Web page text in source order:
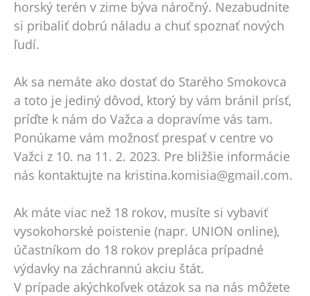
horský terén v zime býva náročný. Nezabudnite
si pribaliť dobrú náladu a chuť spoznať nových
ľudí.
Ak sa nemáte ako dostať do Starého Smokovca
a toto je jediný dôvod, ktorý by vám bránil prísť,
príďte k nám do Važca a dopravíme vás tam.
Ponúkame vám možnosť prespať v centre vo
Važci z 10. na 11. 2. 2023. Pre bližšie informácie
nás kontaktujte na kristina.komisia@gmail.com.
Ak máte viac než 18 rokov, musíte si vybaviť
vysokohorské poistenie (napr. UNION online),
účastníkom do 18 rokov prepláca prípadné
výdavky na záchrannú akciu štát.
V prípade akýchkoľvek otázok sa na nás môžete